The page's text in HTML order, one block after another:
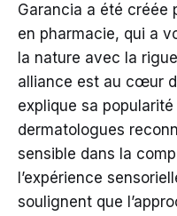
Garancia a été créée
en pharmacie, qui a
la nature avec la
alliance est au cœur
explique sa
dermatologues
sensible dans la
l’expérience
soulignent que